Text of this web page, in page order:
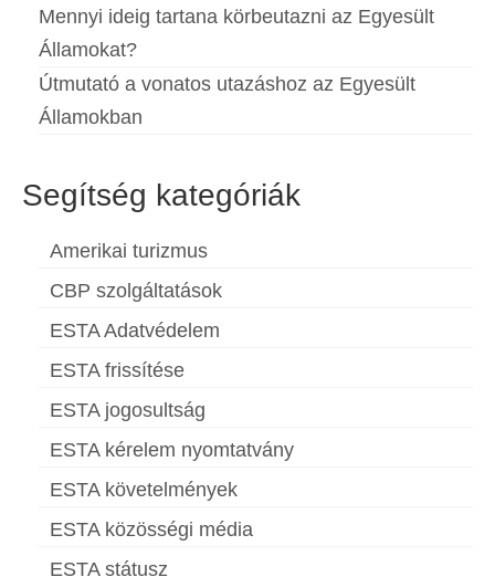
Mennyi ideig tartana körbeutazni az Egyesült
Államokat?
Útmutató a vonatos utazáshoz az Egyesült
Államokban
Segítség kategóriák
Amerikai turizmus
CBP szolgáltatások
ESTA Adatvédelem
ESTA frissítése
ESTA jogosultság
ESTA kérelem nyomtatvány
ESTA követelmények
ESTA közösségi média
ESTA státusz